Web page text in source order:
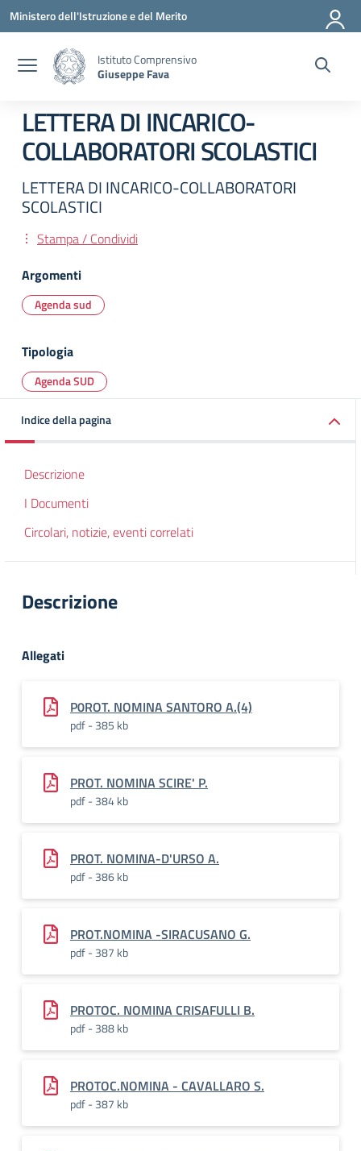
Vai ai contenuti
Vai al menu di navigazione
Vai al footer
Ministero dell'Istruzione e del Merito
Istituto Comprensivo
Giuseppe Fava
LETTERA DI INCARICO-
COLLABORATORI SCOLASTICI
LETTERA DI INCARICO-COLLABORATORI
SCOLASTICI
Stampa / Condividi
Argomenti
Agenda sud
Tipologia
Agenda SUD
Indice della pagina
Descrizione
I Documenti
Circolari, notizie, eventi correlati
Descrizione
Allegati
P0ROT. NOMINA SANTORO A.(4)
pdf - 385 kb
PROT. NOMINA SCIRE' P.
pdf - 384 kb
PROT. NOMINA-D'URSO A.
pdf - 386 kb
PROT.NOMINA -SIRACUSANO G.
pdf - 387 kb
PROTOC. NOMINA CRISAFULLI B.
pdf - 388 kb
PROTOC.NOMINA - CAVALLARO S.
pdf - 387 kb